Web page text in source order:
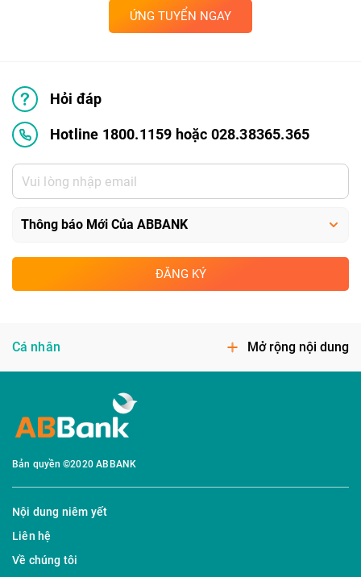
ỨNG TUYỂN NGAY
Hỏi đáp
Hotline 1800.1159 hoặc 028.38365.365
ĐĂNG KÝ
Cá nhân Mở rộng nội dung
Bản quyền ©2020 ABBANK
Nội dung niêm yết
Liên hệ
Về chúng tôi